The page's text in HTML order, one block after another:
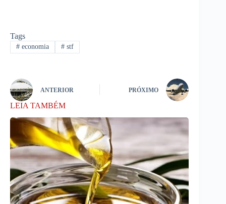
Tags
#economia #stf
ANTERIOR PRÓXIMO
LEIA TAMBÉM